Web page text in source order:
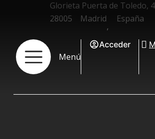
Menú
Acceder
Glorieta Puerta de Toledo, 4
28005
Madrid
,
España